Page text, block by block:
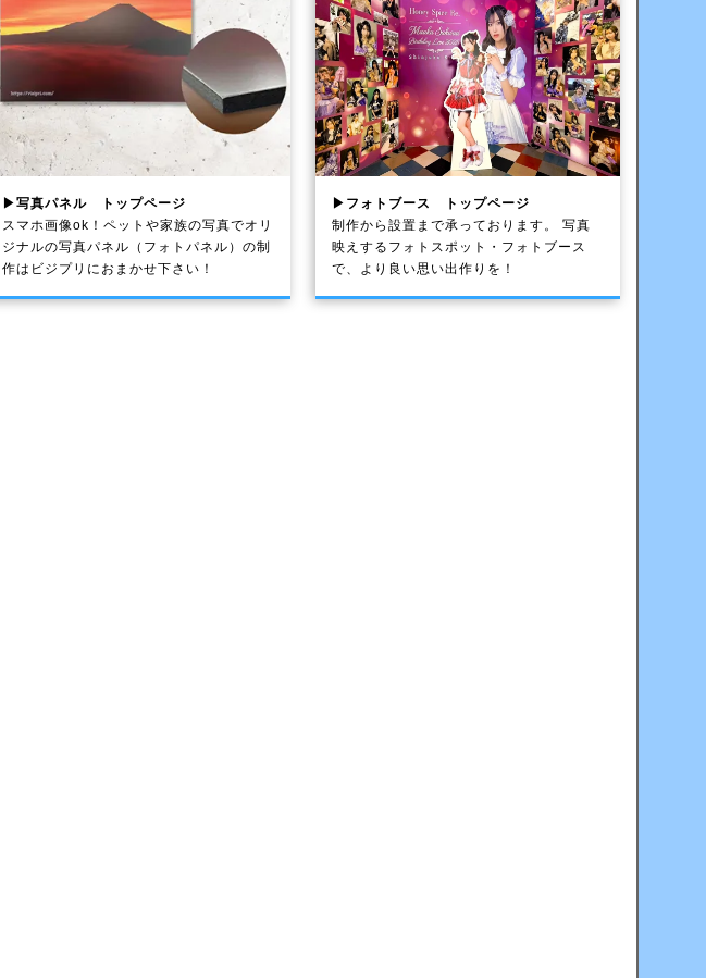
▶写真パネル トップページ
スマホ画像ok！ペットや家族の写真でオリ
ジナルの写真パネル（フォトパネル）の制
作はビジプリにおまかせ下さい！
▶フォトブース トップページ
制作から設置まで承っております。 写真
映えするフォトスポット・フォトブース
で、より良い思い出作りを！